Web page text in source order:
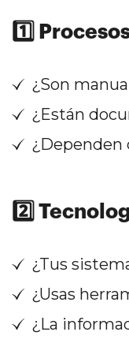
1️⃣
¿Son
¿Están
¿Dependen
2️⃣
¿Tus
¿Usas
¿La